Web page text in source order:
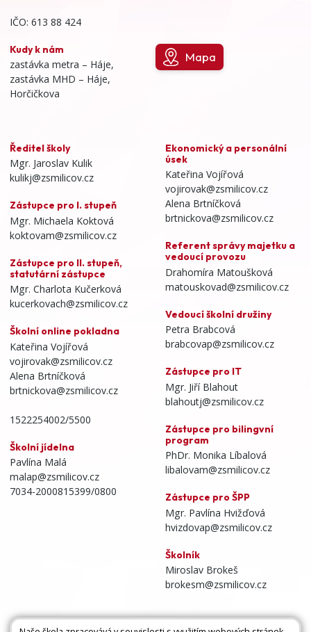
IČO: 613 88 424
Kudy k nám
zastávka metra – Háje,
zastávka MHD – Háje,
Horčičkova
Mapa
Ředitel školy
Mgr. Jaroslav Kulik
kulikj@zsmilicov.cz
Zástupce pro I. stupeň
Mgr. Michaela Koktová
koktovam@zsmilicov.cz
Zástupce pro II. stupeň,
statutární zástupce
Mgr. Charlota Kučerková
kucerkovach@zsmilicov.cz
Školní online pokladna
Kateřina Vojířová
vojirovak@zsmilicov.cz
Alena Brtníčková
brtnickova@zsmilicov.cz
1522254002/5500
Školní jídelna
Pavlína Malá
malap@zsmilicov.cz
7034-2000815399/0800
Ekonomický a personální
úsek
Kateřina Vojířová
vojirovak@zsmilicov.cz
Alena Brtníčková
brtnickova@zsmilicov.cz
Referent správy majetku a
vedoucí provozu
Drahomíra Matoušková
matouskovad@zsmilicov.cz
Vedoucí školní družiny
Petra Brabcová
brabcovap@zsmilicov.cz
Zástupce pro IT
Mgr. Jiří Blahout
blahoutj@zsmilicov.cz
Zástupce pro bilingvní
program
PhDr. Monika Líbalová
libalovam@zsmilicov.cz
Zástupce pro ŠPP
Mgr. Pavlína Hvižďová
hvizdovap@zsmilicov.cz
Školník
Miroslav Brokeš
brokesm@zsmilicov.cz